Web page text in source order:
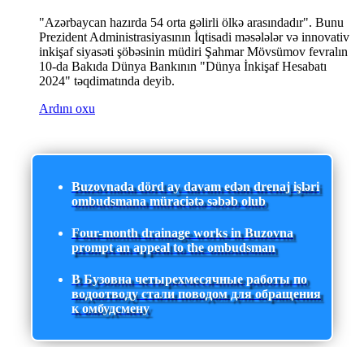
"Azərbaycan hazırda 54 orta gəlirli ölkə arasındadır". Bunu
Prezident Administrasiyasının İqtisadi məsələlər və innovativ
inkişaf siyasəti şöbəsinin müdiri Şahmar Mövsümov fevralın
10-da Bakıda Dünya Bankının "Dünya İnkişaf Hesabatı
2024" təqdimatında deyib.
Ardını oxu
Buzovnada dörd ay davam edən drenaj işləri
ombudsmana müraciətə səbəb olub
Four-month drainage works in Buzovna
prompt an appeal to the ombudsman
В Бузовна четырехмесячные работы по
водоотводу стали поводом для обращения
к омбудсмену